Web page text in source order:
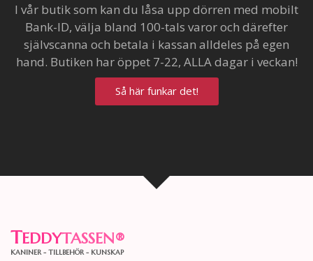
I vår butik som kan du låsa upp dörren med mobilt
Bank-ID, välja bland 100-tals varor och därefter
självscanna och betala i kassan alldeles på egen
hand. Butiken har öppet 7-22, ALLA dagar i veckan!
Så här funkar det!
TEDDYTASSEN®
KANINER - TILLBEHÖR - KUNSKAP